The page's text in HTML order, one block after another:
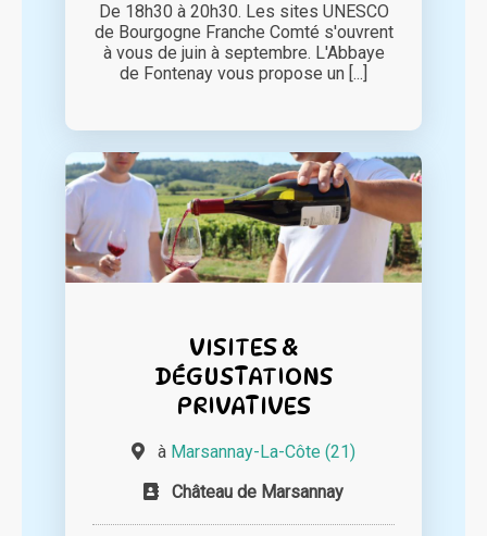
De 18h30 à 20h30. Les sites UNESCO
de Bourgogne Franche Comté s'ouvrent
à vous de juin à septembre. L'Abbaye
de Fontenay vous propose un [...]
VISITES &
DÉGUSTATIONS
PRIVATIVES
à Marsannay-La-Côte (21)
Château de Marsannay